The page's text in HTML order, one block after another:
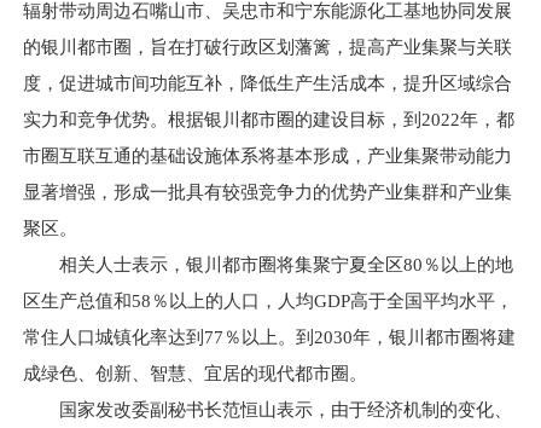
辐射带动周边石嘴山市、吴忠市和宁东能源化工基地协同发展
的银川都市圈，旨在打破行政区划藩篱，提高产业集聚与关联
度，促进城市间功能互补，降低生产生活成本，提升区域综合
实力和竞争优势。根据银川都市圈的建设目标，到2022年，都
市圈互联互通的基础设施体系将基本形成，产业集聚带动能力
显著增强，形成一批具有较强竞争力的优势产业集群和产业集
聚区。
相关人士表示，银川都市圈将集聚宁夏全区80％以上的地
区生产总值和58％以上的人口，人均GDP高于全国平均水平，
常住人口城镇化率达到77％以上。到2030年，银川都市圈将建
成绿色、创新、智慧、宜居的现代都市圈。
国家发改委副秘书长范恒山表示，由于经济机制的变化、